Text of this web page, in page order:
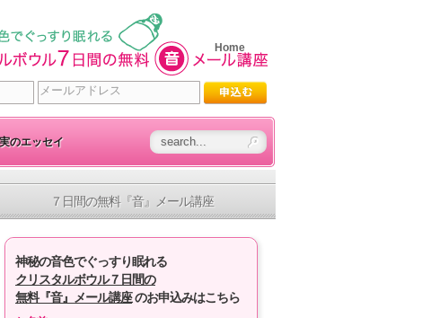
Home
のエッセイ
７日間の無料『音』メール講座
神秘の音色でぐっすり眠れる
クリスタルボウル７日間の
無料『音』メール講座のお申込みはこちら